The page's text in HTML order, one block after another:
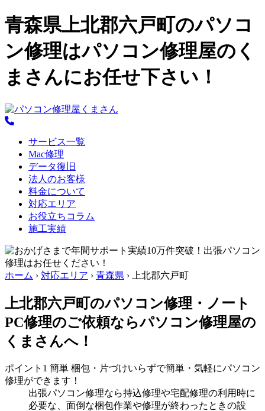
青森県上北郡六戸町のパソコ
ン修理はパソコン修理屋のく
まさんにお任せ下さい！
サービス一覧
Mac修理
データ復旧
法人のお客様
料金について
対応エリア
お役立ちコラム
施工実績
ホーム › 対応エリア › 青森県 › 上北郡六戸町
上北郡六戸町のパソコン修理・ノート
PC修理のご依頼ならパソコン修理屋の
くまさんへ！
ポイント1 簡単 梱包・片づけいらずで簡単・気軽にパソコン
修理ができます！
出張パソコン修理なら持込修理や宅配修理の利用時に
必要な、面倒な梱包作業や修理が終わったときの設